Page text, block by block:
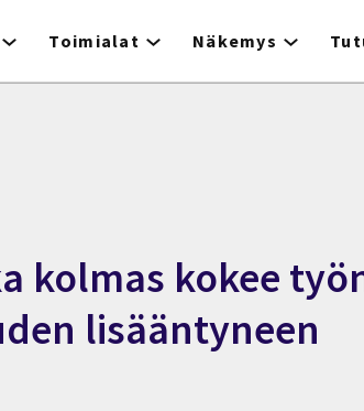
Toimialat Näkemys
kolmas kokee
lisääntyneen